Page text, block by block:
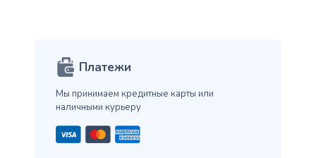
Платежи
Мы принимаем кредитные карты или
наличными курьеру